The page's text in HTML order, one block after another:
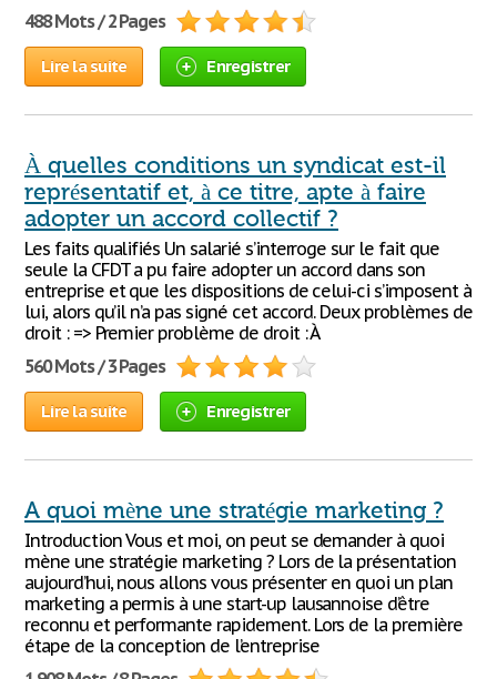
488 Mots / 2 Pages
Lire la suite Enregistrer
À quelles conditions un syndicat est-il
représentatif et, à ce titre, apte à faire
adopter un accord collectif ?
Les faits qualifiés Un salarié s’interroge sur le fait que
seule la CFDT a pu faire adopter un accord dans son
entreprise et que les dispositions de celui-ci s’imposent à
lui, alors qu’il n’a pas signé cet accord. Deux problèmes de
droit : => Premier problème de droit : À
560 Mots / 3 Pages
Lire la suite Enregistrer
A quoi mène une stratégie marketing ?
Introduction Vous et moi, on peut se demander à quoi
mène une stratégie marketing ? Lors de la présentation
aujourd’hui, nous allons vous présenter en quoi un plan
marketing a permis à une start-up lausannoise d’être
reconnu et performante rapidement. Lors de la première
étape de la conception de l’entreprise